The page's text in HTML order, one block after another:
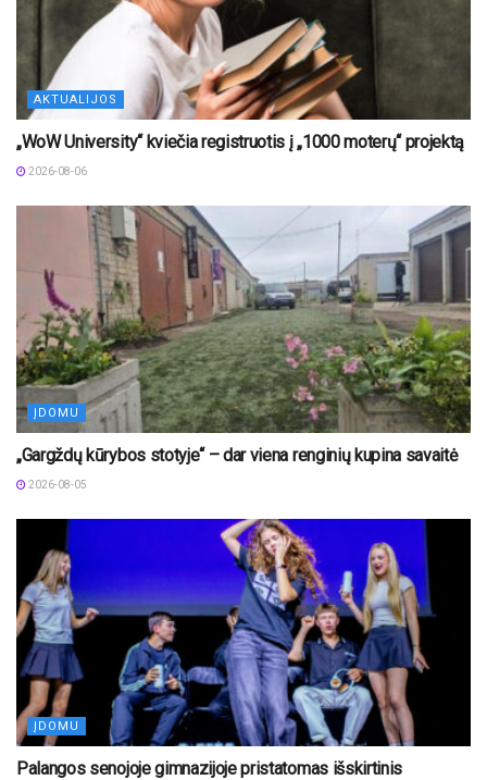
AKTUALIJOS
„WoW University“ kviečia registruotis į „1000 moterų“ projektą
2026-08-06
ĮDOMU
„Gargždų kūrybos stotyje“ – dar viena renginių kupina savaitė
2026-08-05
ĮDOMU
Palangos senojoje gimnazijoje pristatomas išskirtinis